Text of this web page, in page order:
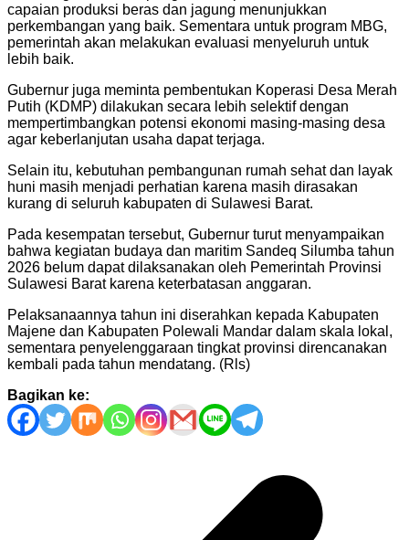
capaian produksi beras dan jagung menunjukkan
perkembangan yang baik. Sementara untuk program MBG,
pemerintah akan melakukan evaluasi menyeluruh untuk
lebih baik.
Gubernur juga meminta pembentukan Koperasi Desa Merah
Putih (KDMP) dilakukan secara lebih selektif dengan
mempertimbangkan potensi ekonomi masing-masing desa
agar keberlanjutan usaha dapat terjaga.
Selain itu, kebutuhan pembangunan rumah sehat dan layak
huni masih menjadi perhatian karena masih dirasakan
kurang di seluruh kabupaten di Sulawesi Barat.
Pada kesempatan tersebut, Gubernur turut menyampaikan
bahwa kegiatan budaya dan maritim Sandeq Silumba tahun
2026 belum dapat dilaksanakan oleh Pemerintah Provinsi
Sulawesi Barat karena keterbatasan anggaran.
Pelaksanaannya tahun ini diserahkan kepada Kabupaten
Majene dan Kabupaten Polewali Mandar dalam skala lokal,
sementara penyelenggaraan tingkat provinsi direncanakan
kembali pada tahun mendatang. (Rls)
Bagikan ke: